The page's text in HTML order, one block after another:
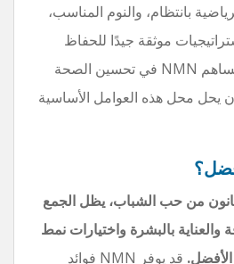
بانتظام، والنوم المناسب،
موثقة جيدًا للحفاظ
على بشرة صافية. قد يساهم NMN في تحسين الصحة
يحل محل هذه العوامل الأساسية
من حب الشباب، يظل الجمع
والعناية بالبشرة واختيارات نمط
قد يوفر NMN فوائد